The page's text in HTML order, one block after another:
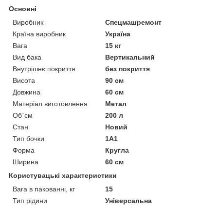
Основні
Виробник
Спецмашремонт
Країна виробник
Україна
Вага
15 кг
Вид бака
Вертикальний
Внутрішнє покриття
без покриття
Висота
90 см
Довжина
60 см
Матеріал виготовлення
Метал
Об`єм
200 л
Стан
Новий
Тип бочки
1А1
Форма
Кругла
Ширина
60 см
Користувацькі характеристики
Вага в пакованні, кг
15
Тип рідини
Універсальна